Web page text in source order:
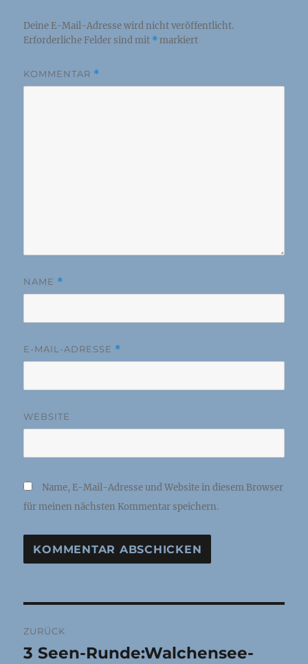
Deine E-Mail-Adresse wird nicht veröffentlicht.
Erforderliche Felder sind mit * markiert
KOMMENTAR *
NAME *
E-MAIL-ADRESSE *
WEBSITE
Name, E-Mail-Adresse und Website in diesem Browser
für meinen nächsten Kommentar speichern.
ZURÜCK
Vorheriger
3 Seen-Runde:Walchensee-